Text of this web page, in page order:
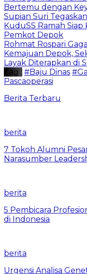
Bertemu dengan
Supian Suri
KuduSS Ramah
Pemkot Depok
Rohmat Rospari
Kemajuan Depok,
Layak Diterapkan di
Tag : #Baju Dinas
Pascaoperasi
Berita Terbaru
berita
7 Tokoh Alumni
Narasumber
berita
5 Pembicara
di Indonesia
berita
Urgensi Analisa